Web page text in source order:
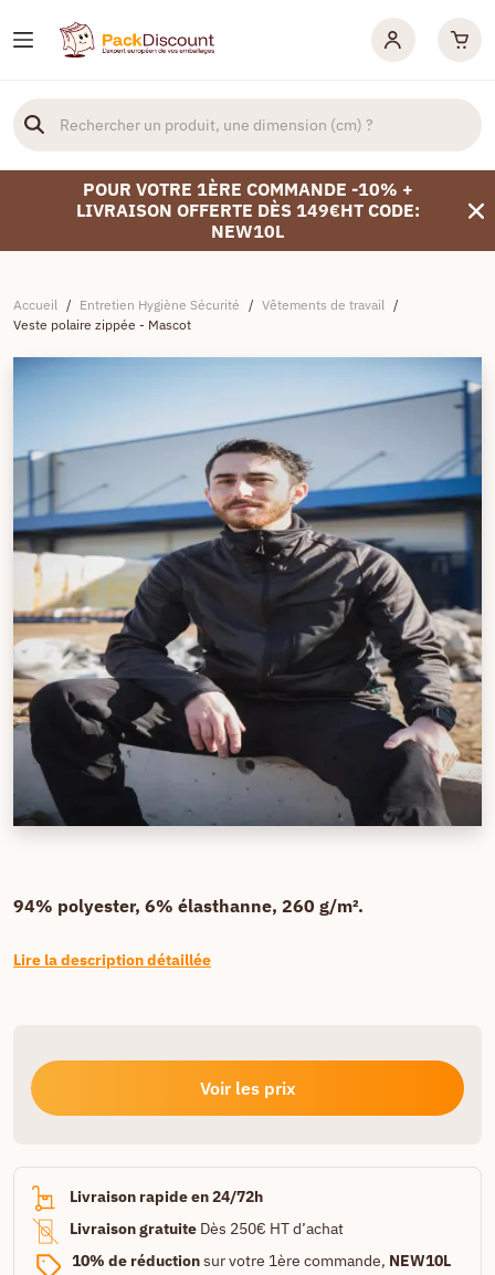
POUR VOTRE 1ÈRE COMMANDE -10% +
LIVRAISON OFFERTE DÈS 149€HT CODE:
NEW10L
Accueil / Entretien Hygiène Sécurité / Vêtements de travail /
Veste polaire zippée - Mascot
94% polyester, 6% élasthanne, 260 g/m².
Lire la description détaillée
Voir les prix
Livraison rapide en 24/72h
Livraison gratuite Dès 250€ HT d’achat
10% de réductionsur votre 1ère commande, NEW10L